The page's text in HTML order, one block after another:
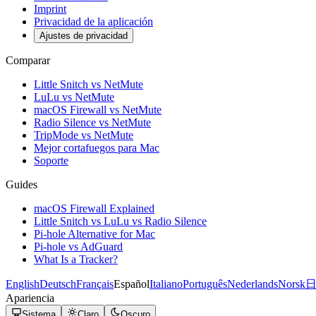
Imprint
Privacidad de la aplicación
Ajustes de privacidad
Comparar
Little Snitch vs NetMute
LuLu vs NetMute
macOS Firewall vs NetMute
Radio Silence vs NetMute
TripMode vs NetMute
Mejor cortafuegos para Mac
Soporte
Guides
macOS Firewall Explained
Little Snitch vs LuLu vs Radio Silence
Pi-hole Alternative for Mac
Pi-hole vs AdGuard
What Is a Tracker?
EnglishDeutschFrançaisEspañolItalianoPortuguêsNederlandsNorsk
Apariencia